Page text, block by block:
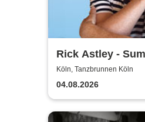
Rick Astley -
2026
Köln, Tanzbrunnen Köln
04.08.2026